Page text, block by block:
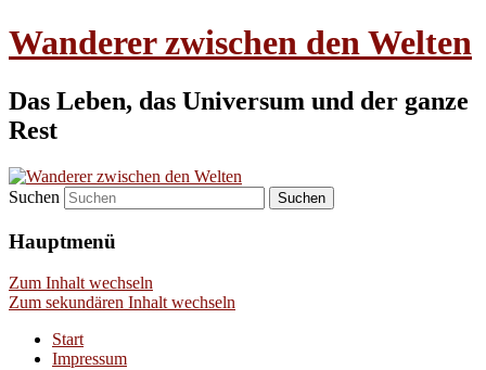
Wanderer zwischen den Welten
Das Leben, das Universum und der ganze
Rest
Suchen
Hauptmenü
Zum Inhalt wechseln
Zum sekundären Inhalt wechseln
Start
Impressum